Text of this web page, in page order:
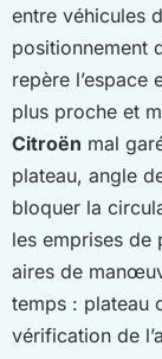
entre véhicules
positionnement
repère
plus proche et
Citroën mal
plateau, angle
bloquer la
les emprises de
aires de
temps : plateau
vérification de